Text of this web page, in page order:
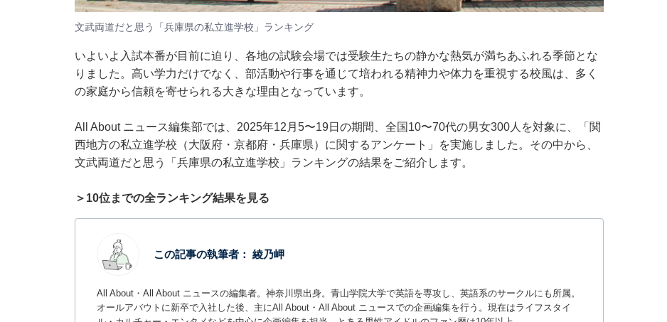
文武両道だと思う「兵庫県の私立進学校」ランキング
いよいよ入試本番が目前に迫り、各地の試験会場では受験生たちの静かな熱気が満ちあふれる季節とな
りました。高い学力だけでなく、部活動や行事を通じて培われる精神力や体力を重視する校風は、多く
の家庭から信頼を寄せられる大きな理由となっています。
All About ニュース編集部では、2025年12月5〜19日の期間、全国10〜70代の男女300人を対象に、「関
西地方の私立進学校（大阪府・京都府・兵庫県）に関するアンケート」を実施しました。その中から、
文武両道だと思う「兵庫県の私立進学校」ランキングの結果をご紹介します。
＞10位までの全ランキング結果を見る
この記事の執筆者： 綾乃岬
All About・All About ニュースの編集者。神奈川県出身。青山学院大学で英語を専攻し、英語系のサークルにも所属。
オールアバウトに新卒で入社した後、主にAll About・All About ニュースでの企画編集を行う。現在はライフスタイ